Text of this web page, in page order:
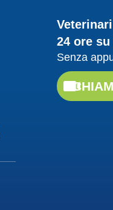
24 ore su
Senza